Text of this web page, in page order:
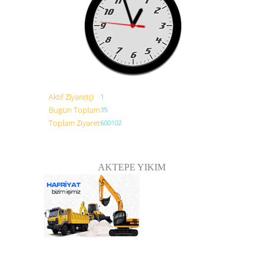
Aktif Ziyaretçi 1
Bugün Toplam35
Toplam Ziyaret600102
AKTEPE YIKIM